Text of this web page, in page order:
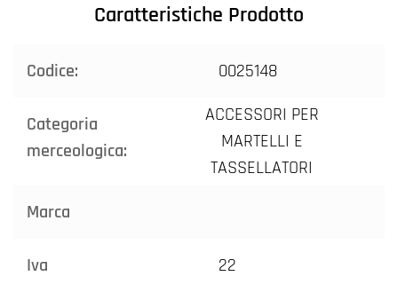
Caratteristiche Prodotto
Codice: 0025148
Categoria
merceologica:
ACCESSORI PER
MARTELLI E
TASSELLATORI
Marca
Iva 22